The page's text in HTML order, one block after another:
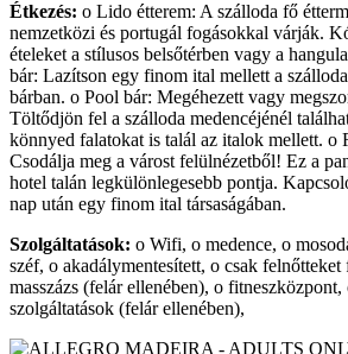
Étkezés: o Lido étterem: A szálloda fő
nemzetközi és portugál fogásokkal várják.
ételeket a stílusos belsőtérben vagy a
bár: Lazítson egy finom ital mellett a
bárban. o Pool bár: Megéhezett vagy
Töltődjön fel a szálloda medencéjénél
könnyed falatokat is talál az italok mellett. o
Csodálja meg a várost felülnézetből! Ez a
hotel talán legkülönlegesebb pontja.
nap után egy finom ital társaságában.
Szolgáltatások: o Wifi, o medence, o
széf, o akadálymentesített, o csak felnőtteket
masszázs (felár ellenében), o fitneszközpont,
szolgáltatások (felár ellenében),